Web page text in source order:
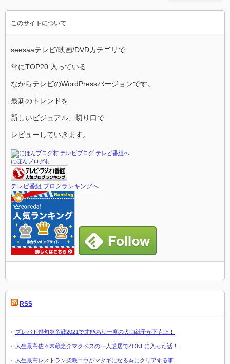
このサイトについて
seesaaテレビ/映画/DVDカテゴリで
常にTOP20 入っている
ながらテレビのWordPressバージョンです。
最新のトレンドを
新しいビジュアル、切り口で
レビューしていきます。
にほんブログ村
テレビ番組 ブログランキングへ
RSS
プレバト俳句炎帝戦2021で才能あり一度の犬山紙子が下克上！
人生最高佐々木蔵之介マクベスの一人芝居でZONEに入った話！
人生最高レストラン柴咲コウがマタギになる為にクリアする事